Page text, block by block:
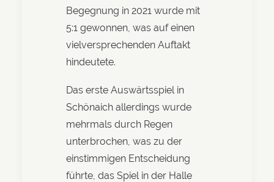
Begegnung in 2021 wurde mit
5:1 gewonnen, was auf einen
vielversprechenden Auftakt
hindeutete.
Das erste Auswärtsspiel in
Schönaich allerdings wurde
mehrmals durch Regen
unterbrochen, was zu der
einstimmigen Entscheidung
führte, das Spiel in der Halle